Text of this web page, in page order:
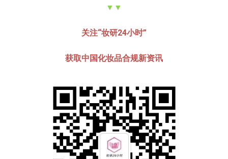
▼▼
关注“妆研24小时”
获取中国化妆品合规新资讯